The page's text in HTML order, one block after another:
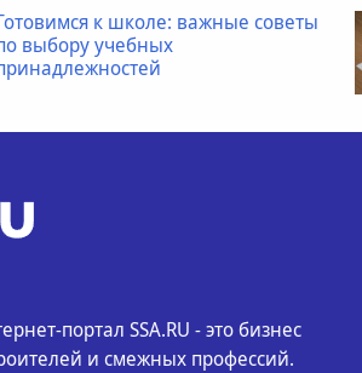
к школе: важные советы
выбору учебных
портал SSA.RU - это бизнес
и смежных профессий.